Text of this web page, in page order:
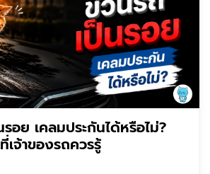
อย เคลมประกันได้หรือไม่?
จ้าของรถควรรู้